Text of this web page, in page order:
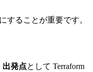
することが重要です。
出発点として Terraform